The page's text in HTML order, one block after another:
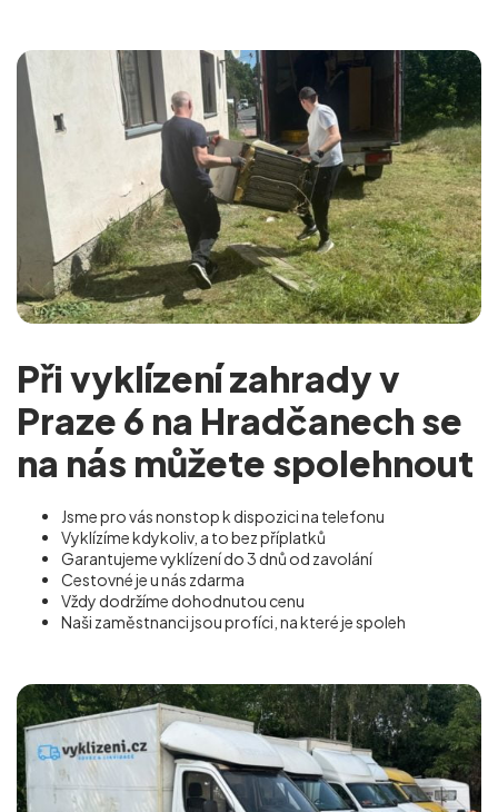
Při vyklízení zahrady v
Praze 6 na Hradčanech se
na nás můžete spolehnout
Jsme pro vás nonstop k dispozici na telefonu
Vyklízíme kdykoliv, a to bez příplatků
Garantujeme vyklízení do 3 dnů od zavolání
Cestovné je u nás zdarma
Vždy dodržíme dohodnutou cenu
Naši zaměstnanci jsou profíci, na které je spoleh